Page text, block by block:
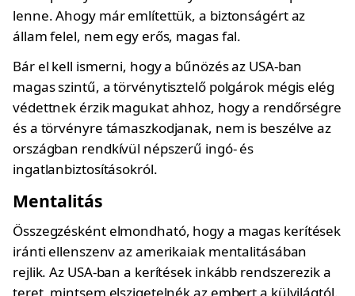
lenne. Ahogy már említettük, a biztonságért az
állam felel, nem egy erős, magas fal.
Bár el kell ismerni, hogy a bűnözés az USA-ban
magas szintű, a törvénytisztelő polgárok mégis elég
védettnek érzik magukat ahhoz, hogy a rendőrségre
és a törvényre támaszkodjanak, nem is beszélve az
országban rendkívül népszerű ingó- és
ingatlanbiztosításokról.
Mentalitás
Összegzésként elmondható, hogy a magas kerítések
iránti ellenszenv az amerikaiak mentalitásában
rejlik. Az USA-ban a kerítések inkább rendszerezik a
teret, mintsem elszigetelnék az embert a külvilágtól.